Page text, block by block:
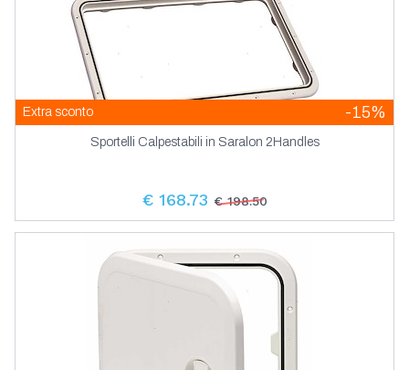
Extra sconto -15%
Sportelli Calpestabili in Saralon 2Handles
€ 168.73 € 198.50